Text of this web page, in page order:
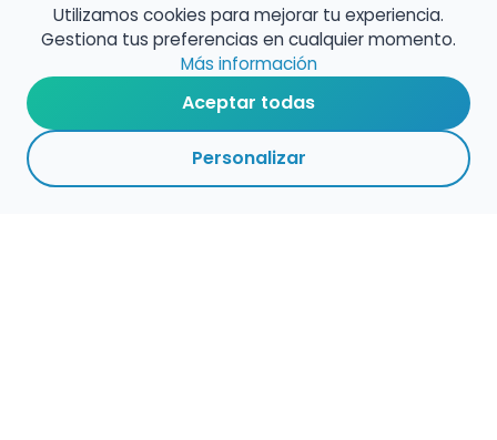
música en España
Configura alertas de empleo
Contacta con nosotros
Utilizamos cookies para mejorar tu experiencia.
Gestiona tus preferencias en cualquier momento.
Más información
Aceptar todas
Personalizar